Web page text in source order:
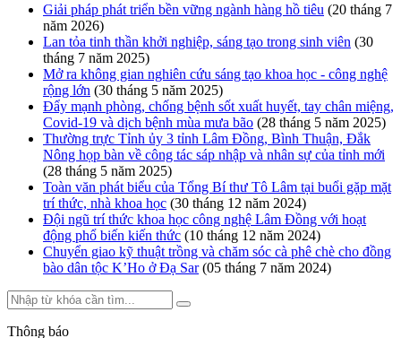
Giải pháp phát triển bền vững ngành hàng hồ tiêu (20 tháng 7
năm 2026)
Lan tỏa tinh thần khởi nghiệp, sáng tạo trong sinh viên (30
tháng 7 năm 2025)
Mở ra không gian nghiên cứu sáng tạo khoa học - công nghệ
rộng lớn (30 tháng 5 năm 2025)
Đẩy mạnh phòng, chống bệnh sốt xuất huyết, tay chân miệng,
Covid-19 và dịch bệnh mùa mưa bão (28 tháng 5 năm 2025)
Thường trực Tỉnh ủy 3 tỉnh Lâm Đồng, Bình Thuận, Đắk
Nông họp bàn về công tác sáp nhập và nhân sự của tỉnh mới
(28 tháng 5 năm 2025)
Toàn văn phát biểu của Tổng Bí thư Tô Lâm tại buổi gặp mặt
trí thức, nhà khoa học (30 tháng 12 năm 2024)
Đội ngũ trí thức khoa học công nghệ Lâm Đồng với hoạt
động phổ biến kiến thức (10 tháng 12 năm 2024)
Chuyển giao kỹ thuật trồng và chăm sóc cà phê chè cho đồng
bào dân tộc K’Ho ở Đạ Sar (05 tháng 7 năm 2024)
Thông báo